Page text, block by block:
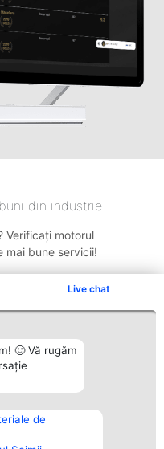
Live chat
🙂 Vă rugăm
de
din industrie
Verificați motorul
mai bune servicii!
Contact